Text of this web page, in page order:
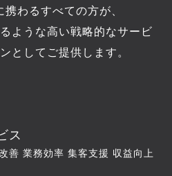
わるすべての方が、
ような高い戦略的なサービ
としてご提供します。
ス
善 業務効率 集客支援 収益向上